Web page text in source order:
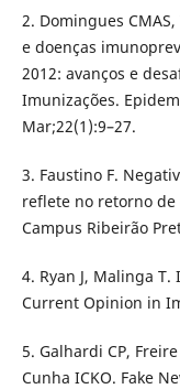
2. Domingues
e doenças
2012: avanços e
Imunizações.
Mar;22(1):9–27.
3. Faustino F.
reflete no retorno de
Campus Ribeirão
4. Ryan J, Malinga
Current Opinion in
5. Galhardi CP,
Cunha ICKO. Fake